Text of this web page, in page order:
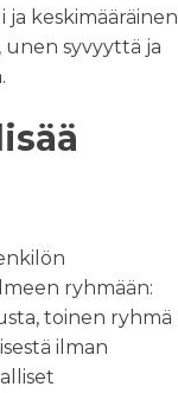
keskimääräinen
syvyyttä ja
ryhmään:
toinen ryhmä
ilman